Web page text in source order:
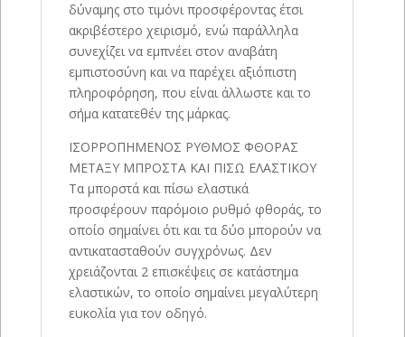
δύναμης στο τιμόνι προσφέροντας έτσι
ακριβέστερο χειρισμό, ενώ παράλληλα
συνεχίζει να εμπνέει στον αναβάτη
εμπιστοσύνη και να παρέχει αξιόπιστη
πληροφόρηση, που είναι άλλωστε και το
σήμα κατατεθέν της μάρκας.
ΙΣΟΡΡΟΠΗΜΕΝΟΣ ΡΥΘΜΟΣ ΦΘΟΡΑΣ
ΜΕΤΑΞΥ ΜΠΡΟΣΤΑ ΚΑΙ ΠΙΣΩ ΕΛΑΣΤΙΚΟΥ
Τα μπορστά και πίσω ελαστικά
προσφέρουν παρόμοιο ρυθμό φθοράς, το
οποίο σημαίνει ότι και τα δύο μπορούν να
αντικατασταθούν συγχρόνως. Δεν
χρειάζονται 2 επισκέψεις σε κατάστημα
ελαστικών, το οποίο σημαίνει μεγαλύτερη
ευκολία για τον οδηγό.